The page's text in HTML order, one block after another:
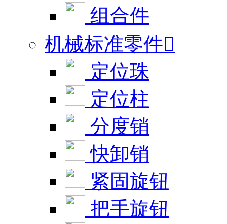
组合件
机械标准零件
定位珠
定位柱
分度销
快卸销
紧固旋钮
把手旋钮